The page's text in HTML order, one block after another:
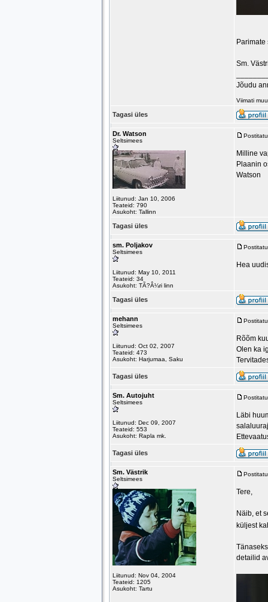
Sm.
Jõudu
Viimati
Tagasi üles
Dr. Watson
Seltsimees
Liitunud: Jan 10, 2006
Teateid: 790
Asukoht: Tallinn
Milline
Plaanin
Watson
Tagasi üles
sm. Poljakov
Seltsimees
Liitunud: May 10, 2011
Teateid: 34
Asukoht: TÃ?Â¼ri linn
Hea
Tagasi üles
mehann
Seltsimees
Liitunud: Oct 02, 2007
Teateid: 473
Asukoht: Harjumaa, Saku
Rõõm
Olen ka
Tagasi üles
Sm. Autojuht
Seltsimees
Liitunud: Dec 09, 2007
Teateid: 553
Asukoht: Rapla mk.
Läbi
Tagasi üles
Sm. Västrik
Seltsimees
Liitunud: Nov 04, 2004
Teateid: 1205
Asukoht: Tartu
Tere,
Näib, et
küljest
detailid